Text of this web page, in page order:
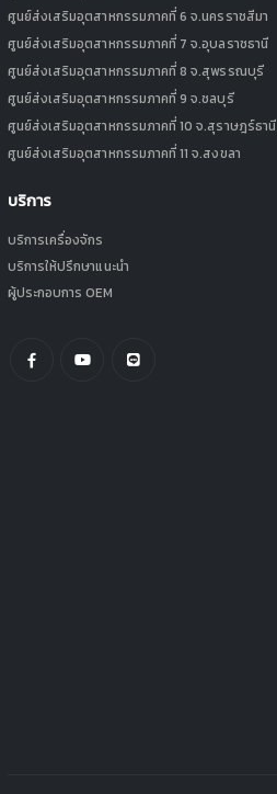
ศูนย์ส่งเสริมอุตสาหกรรมภาคที่ 6 จ.นครราชสีมา
ศูนย์ส่งเสริมอุตสาหกรรมภาคที่ 7 จ.อุบลราชธานี
ศูนย์ส่งเสริมอุตสาหกรรมภาคที่ 8 จ.สุพรรณบุรี
ศูนย์ส่งเสริมอุตสาหกรรมภาคที่ 9 จ.ชลบุรี
ศูนย์ส่งเสริมอุตสาหกรรมภาคที่ 10 จ.สุราษฎร์ธานี
ศูนย์ส่งเสริมอุตสาหกรรมภาคที่ 11 จ.สงขลา
บริการ
บริการเครื่องจักร
บริการให้ปรึกษาแนะนำ
ผู้ประกอบการ OEM